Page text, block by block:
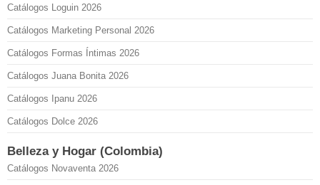
Catálogos Loguin 2026
Catálogos Marketing Personal 2026
Catálogos Formas Íntimas 2026
Catálogos Juana Bonita 2026
Catálogos Ipanu 2026
Catálogos Dolce 2026
Belleza y Hogar (Colombia)
Catálogos Novaventa 2026